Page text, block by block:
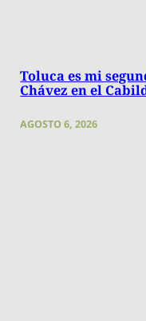
Toluca es mi
Chávez en el
AGOSTO 6, 2026